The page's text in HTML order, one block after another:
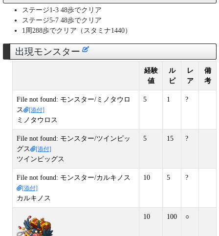
ステージ1-3 48歩でクリア
ステージ5-7 48歩でクリア
1周288歩でクリア（スタミナ1440）
出現モンスター
経験
値
ル
ビ
レ
ア
備
考
File not found: モンスター/ミノタウロ
ス
[添付]
ミノタウロス
5 1 ?
File not found: モンスター/ツインピッ
グス
[添付]
ツインピッグス
5 15 ?
File not found: モンスター/カルキノス
[添付]
カルキノス
10 5 ?
10 100 ○